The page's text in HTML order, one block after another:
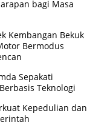
bagi Masa
Kembangan Bekuk
Bermodus
Sepakati
Teknologi
Kepedulian dan